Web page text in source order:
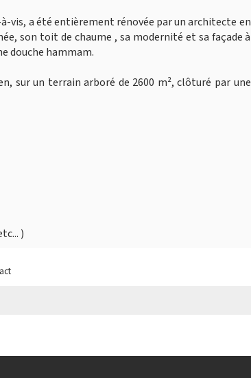
vis, a été entièrement rénovée par un architecte en
son toit de chaume , sa modernité et sa façade à
douche hammam.
sur un terrain arboré de 2600 m², clôturé par une
)